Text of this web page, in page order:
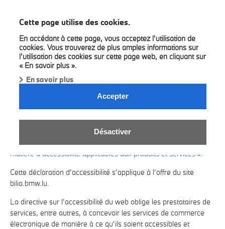
Cette page utilise des cookies.
En accédant à cette page, vous acceptez l’utilisation de
cookies. Vous trouverez de plus amples informations sur
l’utilisation des cookies sur cette page web, en cliquant sur
« En savoir plus ».
En savoir plus
Accepter
Désactiver
DÉCLARATION D’ACCESSIBILITÉ.
Bilia(ci-après dénommée « Partenaire BMW ») conçoit son site
web pour qu’il soit accessible conformément aux dispositions de
loi Luxembourgeoise sur l’accessibilité du web
implémentantla Directive Européenne relative aux exigences en
matière d’accessibilité applicables aux produits et services ».
Cette déclaration d’accessibilité s’applique à l’offre du site
bilia.bmw.lu.
La directive sur l’accessibilité du web oblige les prestataires de
services, entre autres, à concevoir les services de commerce
électronique de manière à ce qu’ils soient accessibles et